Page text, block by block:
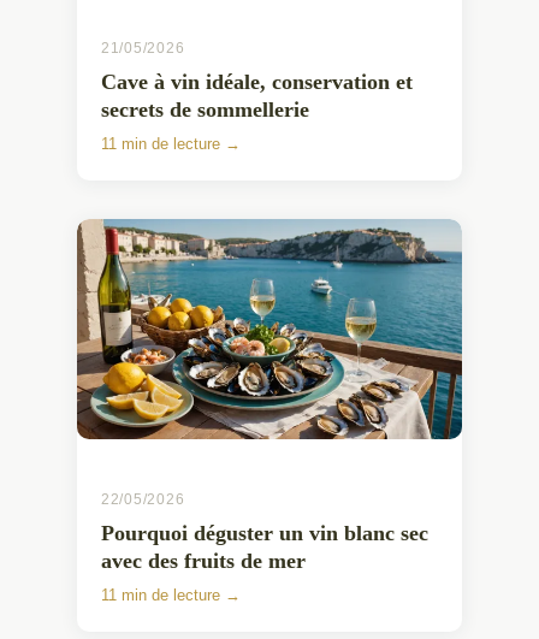
21/05/2026
Cave à vin idéale, conservation et
secrets de sommellerie
11 min de lecture →
22/05/2026
Pourquoi déguster un vin blanc sec
avec des fruits de mer
11 min de lecture →